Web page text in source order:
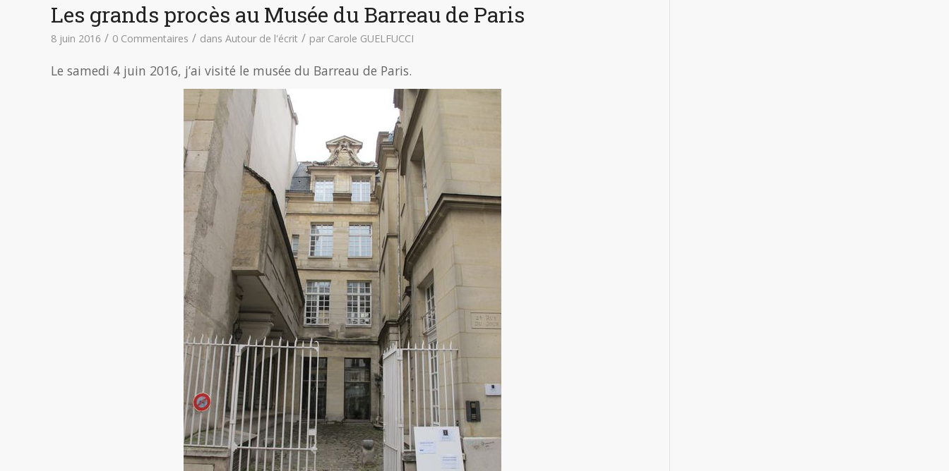
Les grands procès au Musée du Barreau de Paris
8 juin 2016 / 0 Commentaires / dans Autour de l'écrit / par Carole GUELFUCCI
Le samedi 4 juin 2016, j’ai visité le musée du Barreau de Paris.